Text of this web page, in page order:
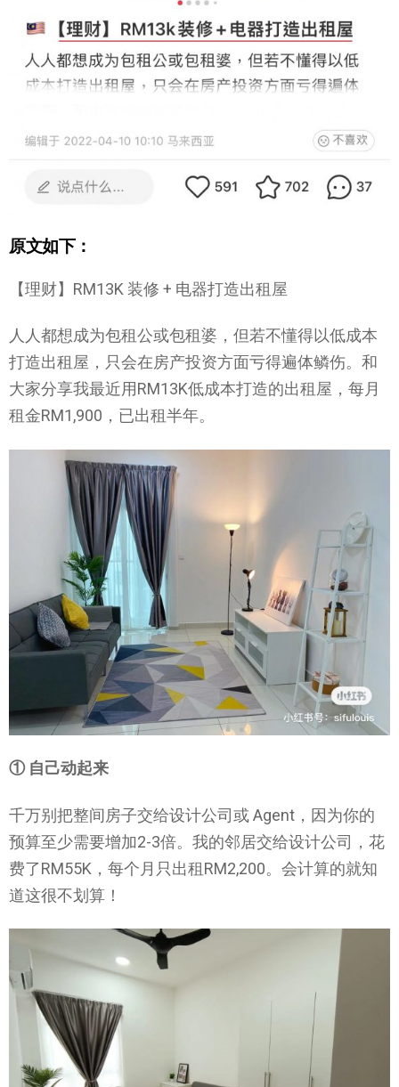
原文如下：
【理财】RM13K 装修 + 电器打造出租屋
人人都想成为包租公或包租婆，但若不懂得以低成本
打造出租屋，只会在房产投资方面亏得遍体鳞伤。和
大家分享我最近用RM13K低成本打造的出租屋，每月
租金RM1,900，已出租半年。
① 自己动起来
千万别把整间房子交给设计公司或 Agent，因为你的
预算至少需要增加2-3倍。我的邻居交给设计公司，花
费了RM55K，每个月只出租RM2,200。会计算的就知
道这很不划算！